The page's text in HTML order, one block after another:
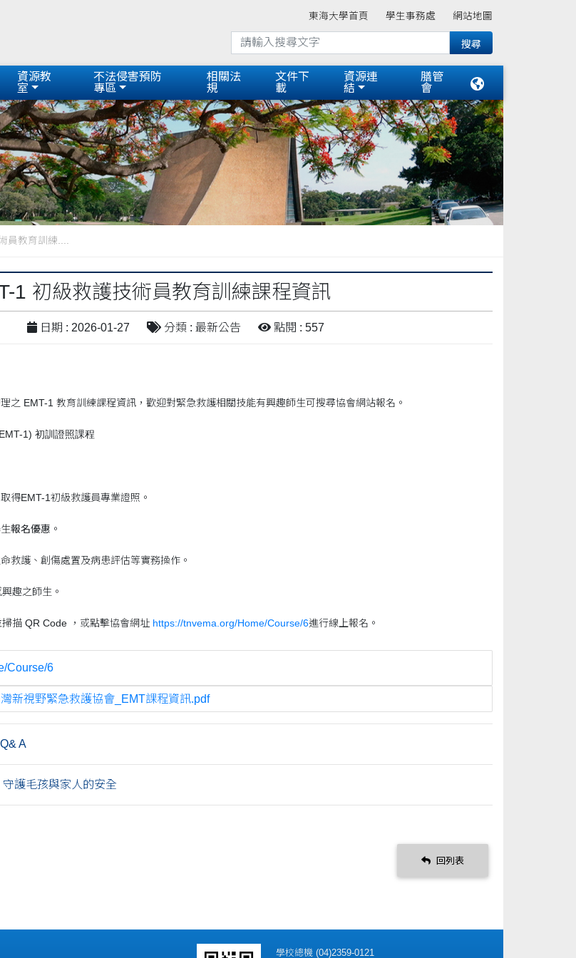
東海大學首頁 學生事務處 網站地圖
資源教
室
不法侵害預防
專區
相關法
規
文件下
載
資源連
結
膳管
會
員教育訓練....
1 初級救護技術員教育訓練課程資訊
日期 : 2026-01-27 分類 : 最新公告 點閱 : 557
之 EMT-1 教育訓練課程資訊，歡迎對緊急救護相關技能有興趣師生可搜尋協會網站報名。
1) 初訓證照課程
得EMT-1初級救護員專業證照。
報名優惠 。
救護、創傷處置及病患評估等實務操作。
趣之師生。
描 QR Code ，或點擊協會網址 https://tnvema.org/Home/Course/6進行線上報名。
Course/6
新視野緊急救護協會_EMT課程資訊.pdf
A
守護毛孩與家人的安全
回列表
學校總機 (04)2359-0121